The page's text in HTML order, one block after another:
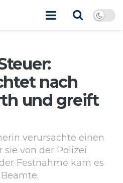
nach
und greift
verursachte einen
sie von der Polizei
Festnahme kam es